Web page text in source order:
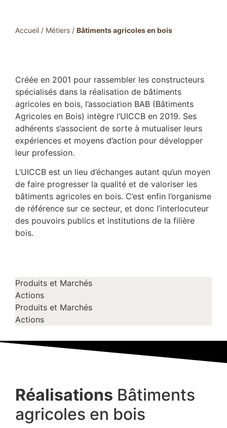
Accueil / Métiers / Bâtiments agricoles en bois
Créée en 2001 pour rassembler les constructeurs
spécialisés dans la réalisation de bâtiments
agricoles en bois, l’association BAB (Bâtiments
Agricoles en Bois) intègre l’UICCB en 2019. Ses
adhérents s’associent de sorte à mutualiser leurs
expériences et moyens d’action pour développer
leur profession.
L’UICCB est un lieu d’échanges autant qu’un moyen
de faire progresser la qualité et de valoriser les
bâtiments agricoles en bois. C’est enfin l’organisme
de référence sur ce secteur, et donc l’interlocuteur
des pouvoirs publics et institutions de la filière
bois.
Produits et Marchés
Actions
Produits et Marchés
Actions
Réalisations Bâtiments
agricoles en bois